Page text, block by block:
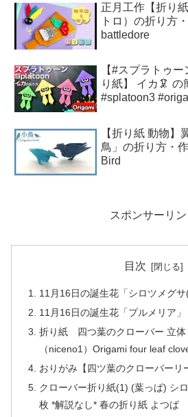
正月工作【折り
トロ）の折り方
battledore
【#スプラトゥ
り紙】 イカ🦑 の簡単な折り方
#splatoon3
【折り紙 動物】
鳥」の折り方・
Bird
スポンサーリン
目次
11月16日の誕生花「シロツメグサ
11月16日の誕生花「プルメリア」
折り紙 四つ葉のクローバー 立体
（niceno1）Origami four leaf
おりがみ【四ツ葉のクローバーリ
クローバー折り紙(1) (葉っぱ) シ
枚 *解説なし* 春の折り紙 よつば